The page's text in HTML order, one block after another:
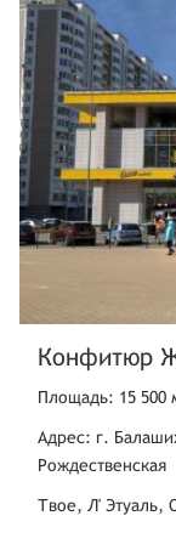
Конфитюр
Площадь: 15 500
Адрес: г.
Рождественская
Твое, Л' Этуаль,